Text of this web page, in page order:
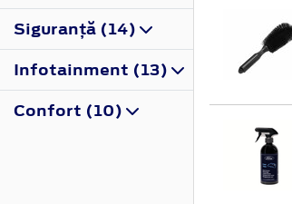
Siguranţă (14)
Infotainment (13)
Confort (10)